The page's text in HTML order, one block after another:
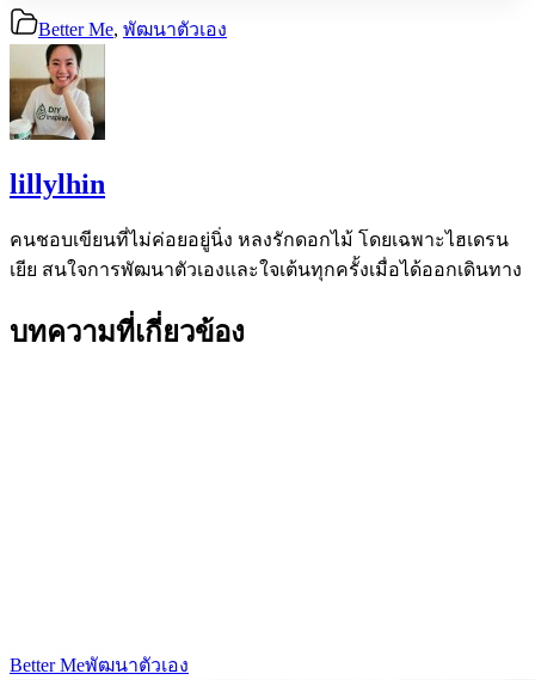
Better Me, พัฒนาตัวเอง
lillylhin
คนชอบเขียนที่ไม่ค่อยอยู่นิ่ง หลงรักดอกไม้ โดยเฉพาะไฮเดรน
เยีย สนใจการพัฒนาตัวเองและใจเต้นทุกครั้งเมื่อได้ออกเดินทาง
บทความที่เกี่ยวข้อง
Better Meพัฒนาตัวเอง